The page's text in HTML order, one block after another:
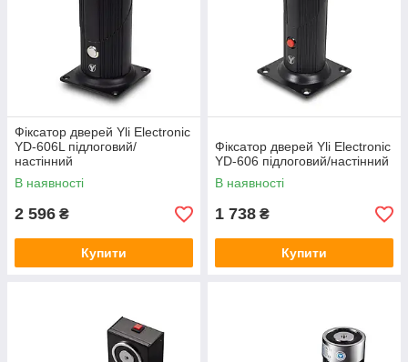
Фіксатор дверей Yli Electronic
YD-606L підлоговий/
настінний
В наявності
2 596 ₴
Купити
Фіксатор дверей Yli Electronic
YD-606 підлоговий/настінний
В наявності
1 738 ₴
Купити